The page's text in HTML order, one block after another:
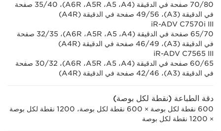
‏80/‏70 صفحة في الدقيقة (A4، ‏A5، ‏A5R، ‏A6R)، 40/‏35 صفحة
في الدقيقة (A3)، ‏56/‏49 صفحة في الدقيقة (A4R)
iR-ADV C7570i III
70/‏65 صفحة في الدقيقة (A4، ‏A5، ‏A5R، ‏A6R)، 35/‏32 صفحة
في الدقيقة (A3)، ‏49/‏46 صفحة في الدقيقة (A4R)
iR-ADV C7565 III
65/‏60 صفحة في الدقيقة (A4، ‏A5، ‏A5R، ‏A6R)، 32/‏30 صفحة
في الدقيقة (A3)، ‏46/‏42 صفحة في الدقيقة (A4R)
دقة الطباعة (نقطة لكل بوصة)
600 نقطة لكل بوصة × 600 نقطة لكل بوصة، 1200 نقطة لكل بوصة
× 1200 نقطة لكل بوصة